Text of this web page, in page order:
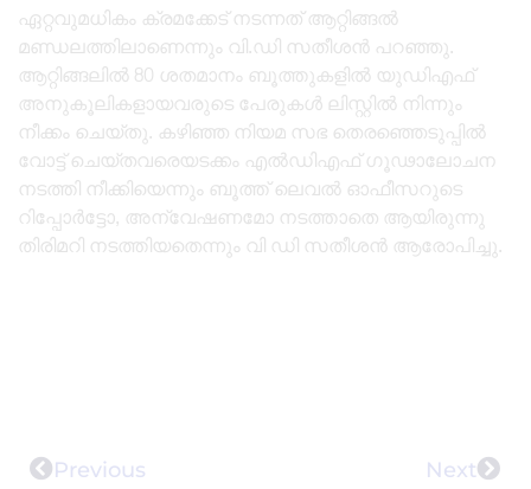
ഏറ്റവുമധികം ക്രമക്കേട് നടന്നത് ആറ്റിങ്ങൽ
മണ്ഡലത്തിലാണെന്നും വി.ഡി സതീശൻ പറഞ്ഞു.
ആറ്റിങ്ങലിൽ 80 ശതമാനം ബൂത്തുകളിൽ യുഡിഎഫ്
അനുകൂലികളായവരുടെ പേരുകൾ ലിസ്റ്റിൽ നിന്നും
നീക്കം ചെയ്തു. കഴിഞ്ഞ നിയമ സഭ തെരഞ്ഞെടുപ്പിൽ
വോട്ട് ചെയ്തവരെയടക്കം എല്‍ഡിഎഫ് ഗൂഢാലോചന
നടത്തി നീക്കിയെന്നും ബൂത്ത്‌ ലെവൽ ഓഫീസറുടെ
റിപ്പോർട്ടോ, അന്വേഷണമോ നടത്താതെ ആയിരുന്നു
തിരിമറി നടത്തിയതെന്നും വി ഡി സതീശന്‍ ആരോപിച്ചു.
Previous Next